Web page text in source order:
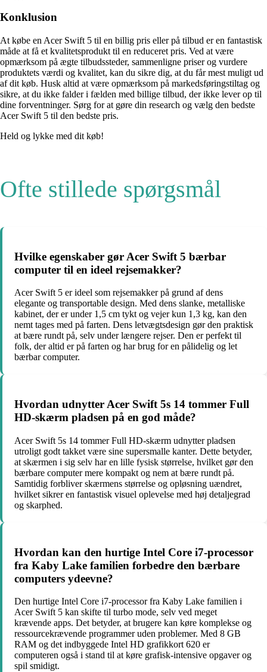
Konklusion
At købe en Acer Swift 5 til en billig pris eller på tilbud er en fantastisk
måde at få et kvalitetsprodukt til en reduceret pris. Ved at være
opmærksom på ægte tilbudssteder, sammenligne priser og vurdere
produktets værdi og kvalitet, kan du sikre dig, at du får mest muligt ud
af dit køb. Husk altid at være opmærksom på markedsføringstiltag og
sikre, at du ikke falder i fælden med billige tilbud, der ikke lever op til
dine forventninger. Sørg for at gøre din research og vælg den bedste
Acer Swift 5 til den bedste pris.
Held og lykke med dit køb!
Ofte stillede spørgsmål
Hvilke egenskaber gør Acer Swift 5 bærbar
computer til en ideel rejsemakker?
Acer Swift 5 er ideel som rejsemakker på grund af dens
elegante og transportable design. Med dens slanke, metalliske
kabinet, der er under 1,5 cm tykt og vejer kun 1,3 kg, kan den
nemt tages med på farten. Dens letvægtsdesign gør den praktisk
at bære rundt på, selv under længere rejser. Den er perfekt til
folk, der altid er på farten og har brug for en pålidelig og let
bærbar computer.
Hvordan udnytter Acer Swift 5s 14 tommer Full
HD-skærm pladsen på en god måde?
Acer Swift 5s 14 tommer Full HD-skærm udnytter pladsen
utroligt godt takket være sine supersmalle kanter. Dette betyder,
at skærmen i sig selv har en lille fysisk størrelse, hvilket gør den
bærbare computer mere kompakt og nem at bære rundt på.
Samtidig forbliver skærmens størrelse og opløsning uændret,
hvilket sikrer en fantastisk visuel oplevelse med høj detaljegrad
og skarphed.
Hvordan kan den hurtige Intel Core i7-processor
fra Kaby Lake familien forbedre den bærbare
computers ydeevne?
Den hurtige Intel Core i7-processor fra Kaby Lake familien i
Acer Swift 5 kan skifte til turbo mode, selv ved meget
krævende apps. Det betyder, at brugere kan køre komplekse og
ressourcekrævende programmer uden problemer. Med 8 GB
RAM og det indbyggede Intel HD grafikkort 620 er
computeren også i stand til at køre grafisk-intensive opgaver og
spil smidigt.